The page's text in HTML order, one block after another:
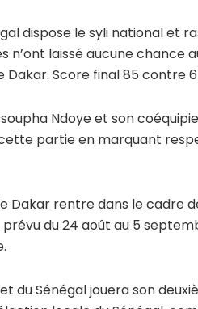
dispose le syli national et
n’ont laissé aucune chance
Score final 85 contre
Ndoye et son
partie en marquant
Dakar rentre dans le cadre
prévu du 24 août au 5
du Sénégal jouera son